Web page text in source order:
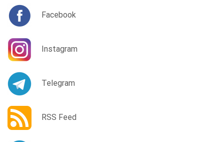
Facebook
Instagram
Telegram
RSS Feed